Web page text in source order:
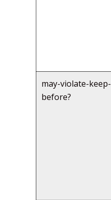
may-violate-keep-
before?